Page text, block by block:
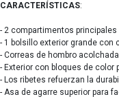
CARACTERÍSTICAS:
- 2 compartimentos
- 1 bolsillo exterior grande con
- Correas de hombro
- Exterior con bloques de
- Los ribetes refuerzan la
- Asa de agarre superior para